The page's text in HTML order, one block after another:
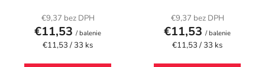
€9,37 bez DPH
€11,53 / balenie
Jednotková
€11,53 / 33 ks
€9,37 bez DPH
€11,53 / balenie
Jednotková
€11,53 / 33 ks